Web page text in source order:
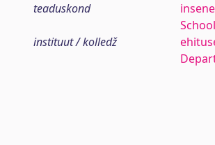
teaduskond
instituut / kolledž